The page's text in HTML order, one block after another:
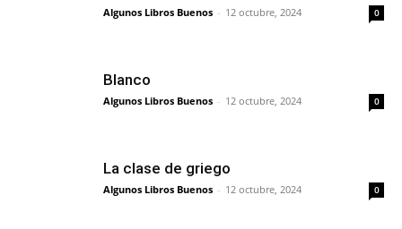
Algunos Libros Buenos - 12 octubre, 2024 0
Blanco
Algunos Libros Buenos - 12 octubre, 2024 0
La clase de griego
Algunos Libros Buenos - 12 octubre, 2024 0